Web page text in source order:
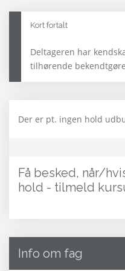
Kort fortalt
Deltageren har
tilhørende
Der er pt. ingen hold
Få besked, når/
hold - tilmeld
Info om fag